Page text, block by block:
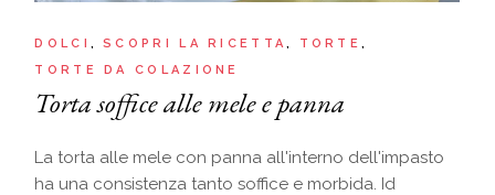
DOLCI SCOPRI LA RICETTA
TORTE
TORTE DA COLAZIONE
Torta soffice alle mele e panna
La torta alle mele con panna all'interno dell'impasto
ha una consistenza tanto soffice e morbida. Id